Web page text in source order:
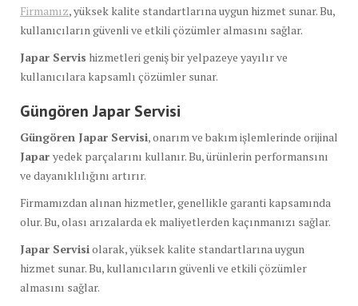
Firmamız, yüksek kalite standartlarına uygun hizmet sunar. Bu,
kullanıcıların güvenli ve etkili çözümler almasını sağlar.
Japar Servis hizmetleri geniş bir yelpazeye yayılır ve
kullanıcılara kapsamlı çözümler sunar.
Güngören Japar Servisi
Güngören Japar Servisi, onarım ve bakım işlemlerinde orijinal
Japar yedek parçalarını kullanır. Bu, ürünlerin performansını
ve dayanıklılığını artırır.
Firmamızdan alınan hizmetler, genellikle garanti kapsamında
olur. Bu, olası arızalarda ek maliyetlerden kaçınmanızı sağlar.
Japar Servisiolarak, yüksek kalite standartlarına uygun
hizmet sunar. Bu, kullanıcıların güvenli ve etkili çözümler
almasını sağlar.